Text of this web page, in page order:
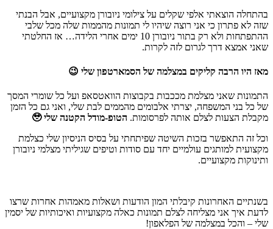
בהתחלה הוצאתי אלפי שקלים על צילומי ניובורן מקצועיים, אבל הבנתי
שזה לא פתרון כי אני רוצה שיהיו לי תמונות מהממות שלה מכל שלבי
ההתפתחות ולא רק בתור ניובורן 10 ימים אחרי הלידה… אז החלטתי
שאני אמצא דרך לגרום לזה לקרות.
מאז היו הרבה קליקים במצלמה של הסמארטפון שלי 😉
התמונות שאני מצלמת מככבות בקבוצות הוואטסאפ ועל כל שומרי המסך
של כל בני המשפחה, יצרתי אלבומים מהממים לבת שלי, ואני גם כל הזמן
מקבלת הצעות לצלם אותה לפרסומות. הטופ-מודל הקטנה שלי 🥹
וכל זה התאפשר בזכות השיטה שפיתחתי על בסיס הניסיון שלי כצלמת
מקצועית למותגים עולמיים יחד עם סודות וטיפים שגיליתי מצלמי ניובורן
ותינוקות מקצועיים.
בשנתיים האחרונות קיבלתי המון הודעות ושאלות מאמהות אחרות שרצו
לדעת איך אני מצליחה לצלם תמונות כאלה מקצועיות ואיכותיות של יסמין
שלי – והכל במצלמה של הפלאפון!